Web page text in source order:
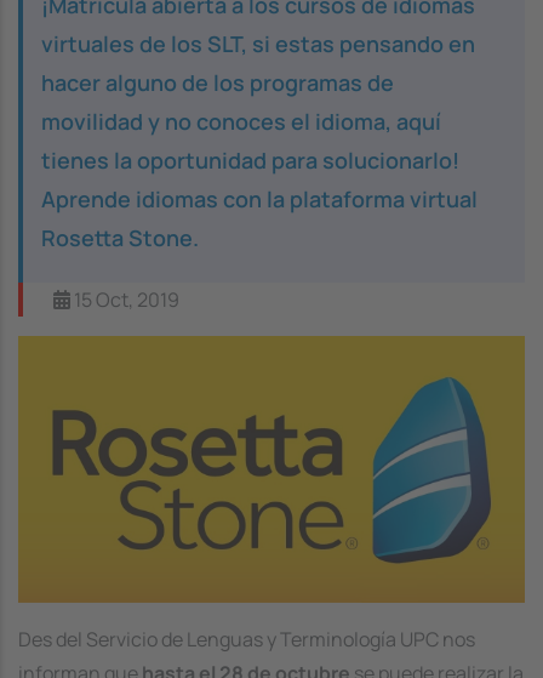
virtuales de los SLT, si estas pensando en
hacer alguno de los programas de
movilidad y no conoces el idioma, aquí
tienes la oportunidad para solucionarlo!
Aprende idiomas con la plataforma virtual
Rosetta Stone.
15 Oct, 2019
Des del Servicio de Lenguas y Terminología UPC nos